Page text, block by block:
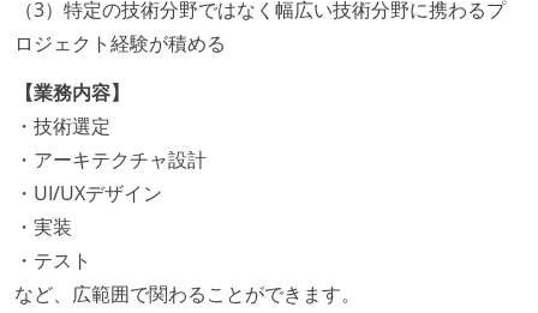
（3）特定の技術分野ではなく幅広い技術分野に携わるプ
ロジェクト経験が積める
【業務内容】
・技術選定
・アーキテクチャ設計
・UI/UXデザイン
・実装
・テスト
など、広範囲で関わることができます。